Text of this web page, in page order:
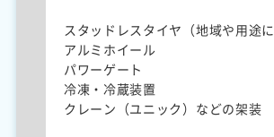
スタッドレスタイヤ（地域や用途に
アルミホイール
パワーゲート
冷凍・冷蔵装置
クレーン（ユニック）などの架装